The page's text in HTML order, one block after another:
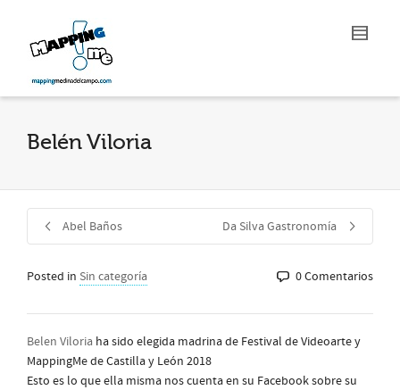
Belén Viloria
Abel Baños Da Silva Gastronomía
Posted in Sin categoría 0 Comentarios
Belen Viloria ha sido elegida madrina de Festival de Videoarte y
MappingMe de Castilla y León 2018
Esto es lo que ella misma nos cuenta en su Facebook sobre su